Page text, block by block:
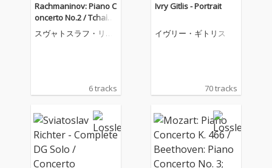
Rachmaninov: Piano C
oncerto No.2 / Tchaiko
vsky: Piano Concerto
No.1
スヴャトスラフ・リヒ
6 tracks
Ivry Gitlis - Portrait
イヴリー・ギトリス
70 tracks